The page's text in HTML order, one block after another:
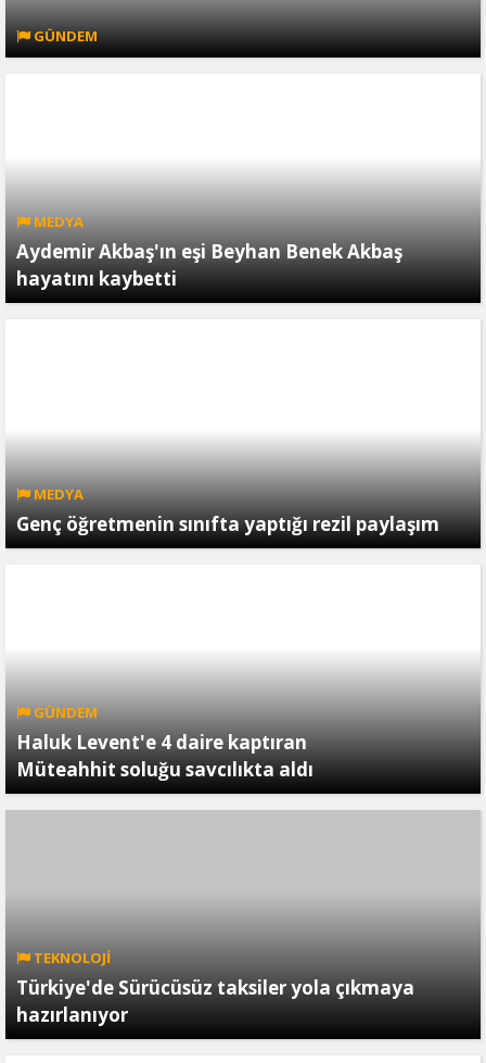
GÜNDEM
MEDYA
Aydemir Akbaş'ın eşi Beyhan Benek Akbaş
hayatını kaybetti
MEDYA
Genç öğretmenin sınıfta yaptığı rezil paylaşım
GÜNDEM
Haluk Levent'e 4 daire kaptıran
Müteahhit soluğu savcılıkta aldı
TEKNOLOJİ
Türkiye'de Sürücüsüz taksiler yola çıkmaya
hazırlanıyor